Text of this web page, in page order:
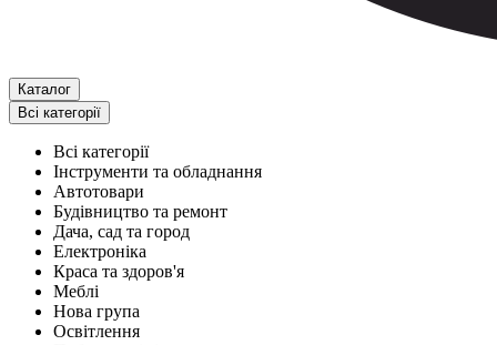
Каталог
Всі категорії
Всі категорії
Інструменти та обладнання
Автотовари
Будівництво та ремонт
Дача, сад та город
Електроніка
Краса та здоров'я
Меблі
Нова група
Освітлення